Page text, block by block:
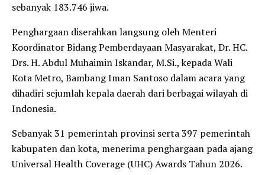
sebanyak 183.746 jiwa.
Penghargaan diserahkan langsung oleh Menteri
Koordinator Bidang Pemberdayaan Masyarakat, Dr. HC.
Drs. H. Abdul Muhaimin Iskandar, M.Si., kepada Wali
Kota Metro, Bambang Iman Santoso dalam acara yang
dihadiri sejumlah kepala daerah dari berbagai wilayah di
Indonesia.
Sebanyak 31 pemerintah provinsi serta 397 pemerintah
kabupaten dan kota, menerima penghargaan pada ajang
Universal Health Coverage (UHC) Awards Tahun 2026.